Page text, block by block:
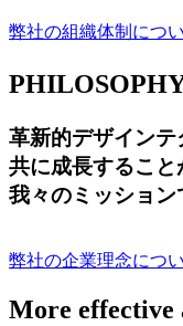
弊社の組織体制につ
革新的デザイン
共に成長すること
我々のミッション
弊社の企業理念につ
More effective